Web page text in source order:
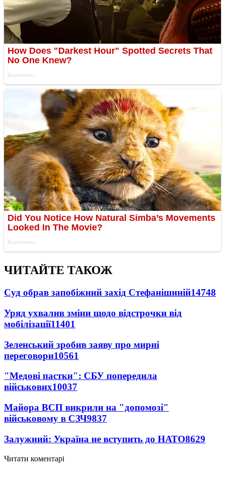
ЧИТАЙТЕ ТАКОЖ
Суд обрав запобіжний захід Стефанішиній14748
Уряд ухвалив зміни щодо відстрочки від
мобілізації11401
Зеленський зробив заяву про мирні
переговори10561
"Медові пастки": СБУ попередила
військових10037
Майора ВСП викрили на "допомозі"
військовому в СЗЧ9837
Залужний: Україна не вступить до НАТО8629
Читати коментарі